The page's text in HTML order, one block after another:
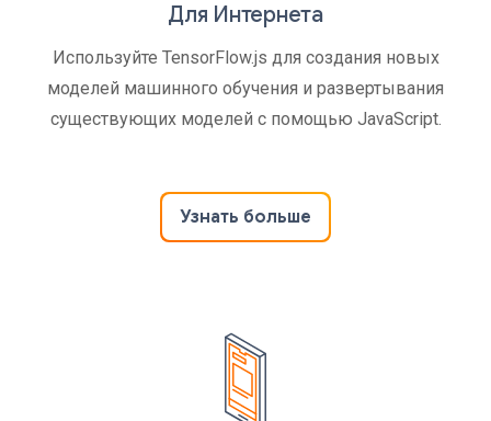
Для Интернета
Используйте TensorFlow.js для создания новых
моделей машинного обучения и развертывания
существующих моделей с помощью JavaScript.
Узнать больше